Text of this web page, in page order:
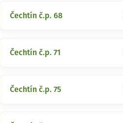
Čechtín č.p. 68
Čechtín č.p. 71
Čechtín č.p. 75